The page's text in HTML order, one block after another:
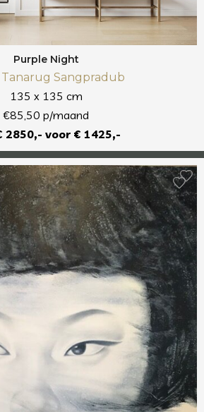
Purple Night
Tanarug Sangpradub
135 x 135 cm
€85,50 p/maand
2850,- voor € 1425,-